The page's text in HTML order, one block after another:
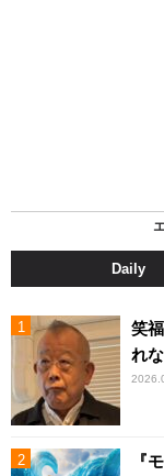
Daily
笑
れ
『